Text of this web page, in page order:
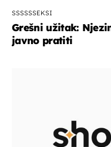
SSSSSSEKSI
Grešni užitak:
javno pratiti